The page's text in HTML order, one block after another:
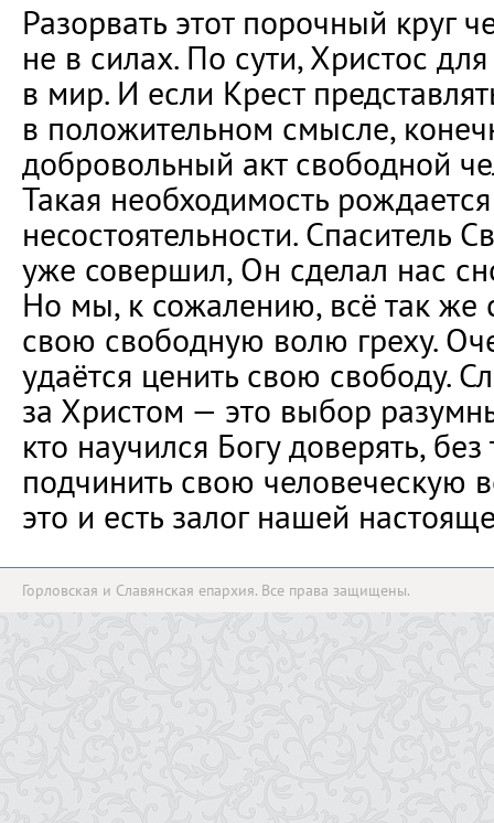
Разорвать этот порочный круг
не в силах. По сути, Христос
в мир. И если Крест
в положительном смысле,
добровольный акт свободной
Такая необходимость
несостоятельности. Спаситель
уже совершил, Он сделал нас
Но мы, к сожалению, всё так же
свою свободную волю греху.
удаётся ценить свою свободу.
за Христом — это выбор
кто научился Богу доверять, без
подчинить свою
это и есть залог нашей
Горловская и Славянская епархия. Все права защищены.